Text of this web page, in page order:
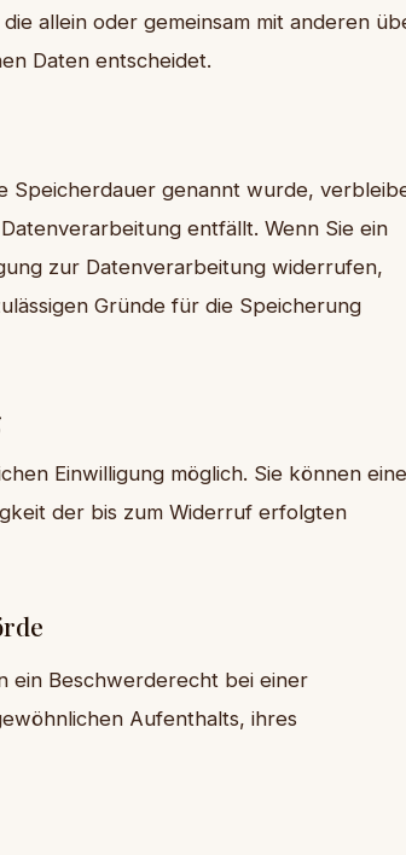
allein oder gemeinsam mit anderen
Daten entscheidet.
Speicherdauer genannt wurde,
entfällt. Wenn Sie ein
zur Datenverarbeitung widerrufen,
Gründe für die Speicherung
Einwilligung möglich. Sie können eine
der bis zum Widerruf erfolgten
ein Beschwerderecht bei einer
Aufenthalts, ihres